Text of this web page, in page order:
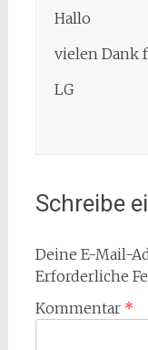
Hallo
vielen Dank
LG
Schreibe
Deine E-Mail-
Erforderliche
Kommentar *